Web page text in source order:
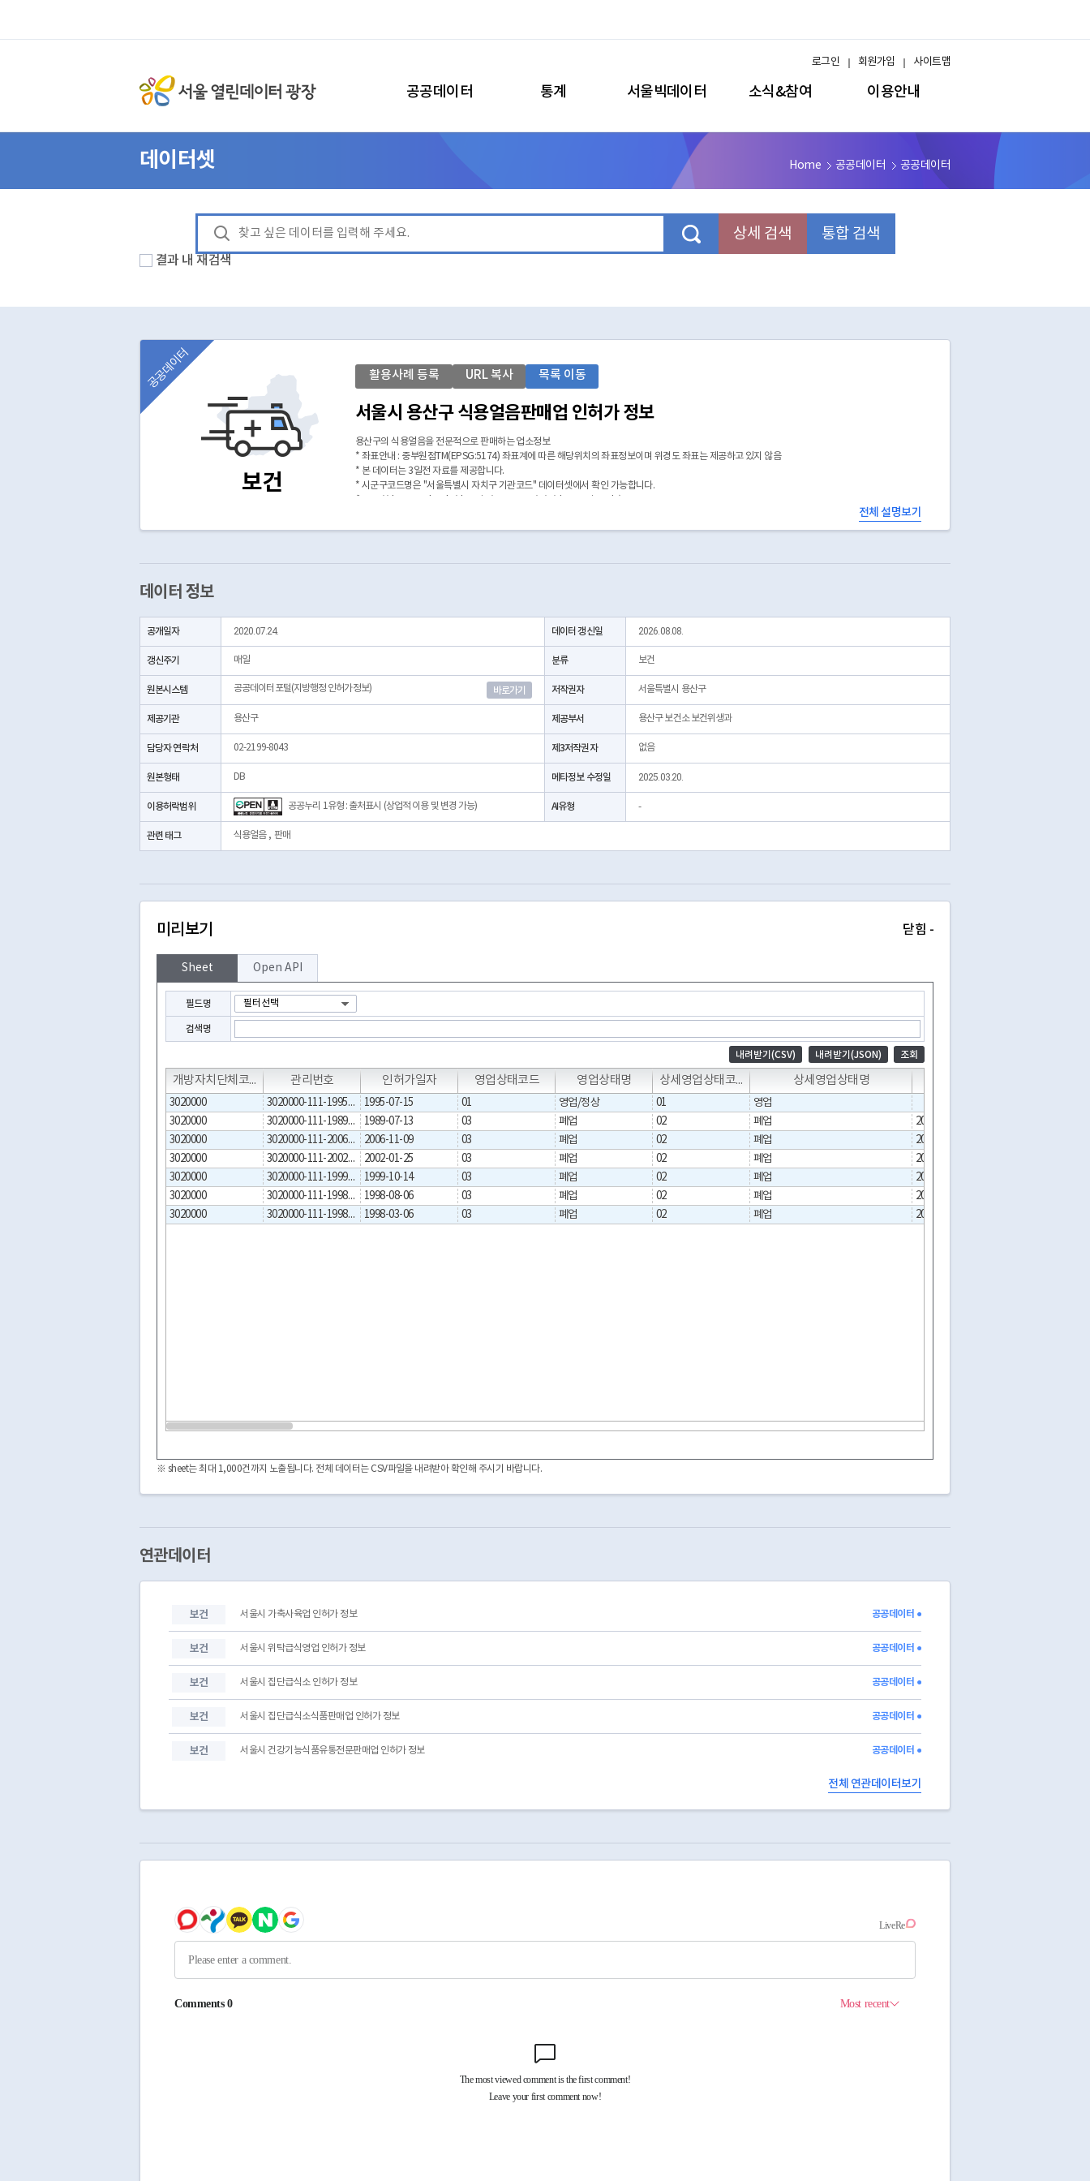
공공데이터 통계 서울빅데이터 소식&참여 이용안내
로그인 회원가입 사이트맵
데이터셋 Home 공공데이터 공공데이터
상세 검색 통합 검색
결과 내 재검색
보건
공공데이터 활용사례 등록 URL 복사 목록 이동
서울시 용산구 식용얼음판매업 인허가 정보
용산구의 식용얼음을 전문적으로 판매하는 업소정보
* 좌표안내 : 중부원점TM(EPSG:5174) 좌표계에 따른 해당위치의 좌표정보이며 위경도 좌표는 제공하고 있지 않음
* 본 데이터는 3일전 자료를 제공합니다.
* 시군구코드명은 "서울특별시 자치구 기관코드" 데이터셋에서 확인 가능합니다.
전체 설명보기
데이터 정보
공개일자 2020.07.24. 데이터 갱신일 2026.08.08.
갱신주기 매일 분류 보건
원본시스템 공공데이터포털(지방행정 인허가정보) 바로가기 저작권자 서울특별시 용산구
제공기관 용산구 제공부서 용산구 보건소 보건위생과
담당자 연락처 02-2199-8043 제3저작권자 없음
원본형태 DB 메타정보 수정일 2025.03.20.
이용허락범위 공공누리 1유형 : 출처표시 (상업적 이용 및 변경 가능) AI유형 -
관련 태그 식용얼음, 판매
미리보기 닫힘 -
Sheet Open API
필드명
검색명
내려받기(CSV) 내려받기(JSON) 조회
개방자치단체코드 관리번호 인허가일자 영업상태코드 영업상태명 상세영업상태코드 상세영업상태명
T T T
3020000 3020000-111-1995-00001 1995-07-15 01 영업/정상 01
영업
3020000
3020000-111-1989-00001 1989-07-13 03 폐업 02 폐업
2008-10-30
3020000
3020000-111-2006-00001 2006-11-09 03 폐업 02 폐업
2006-11-09
3020000
3020000-111-2002-00001 2002-01-25 03 폐업 02 폐업
2002-01-25
3020000
3020000-111-1999-00352 1999-10-14 03 폐업 02 폐업 2001-08-23
3020000
3020000-111-1998-00002 1998-08-06 03 폐업 02 폐업
2008-08-12
3020000
3020000-111-1998-00001 1998-03-06 03 폐업 02 폐업 2002-04-29
※ sheet는 최대 1,000건까지 노출됩니다. 전체 데이터는 CSV파일을 내려받아 확인해 주시기 바랍니다.
연관데이터
보건 서울시 가축사육업 인허가 정보 공공데이터 ●
보건 서울시 위탁급식영업 인허가 정보 공공데이터 ●
보건 서울시 집단급식소 인허가 정보 공공데이터 ●
보건 서울시 집단급식소식품판매업 인허가 정보 공공데이터 ●
보건 서울시 건강기능식품유통전문판매업 인허가 정보 공공데이터 ●
전체 연관데이터보기